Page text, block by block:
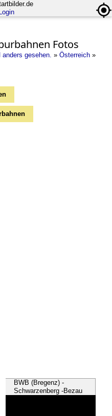
Login
Fotos
gesehen. » Österreich »
BWB (Bregenz) -
Schwarzenberg -Bezau